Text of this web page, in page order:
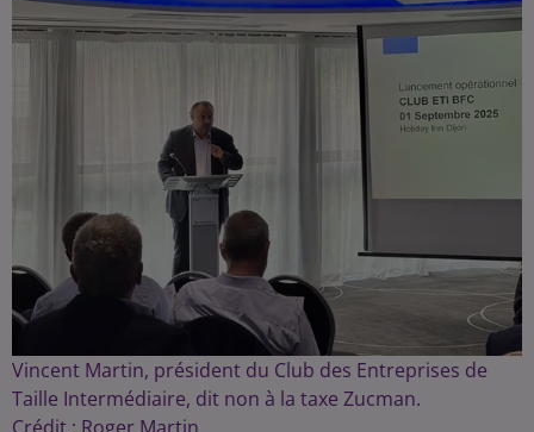
Vincent Martin, président du Club des Entreprises de
Taille Intermédiaire, dit non à la taxe Zucman.